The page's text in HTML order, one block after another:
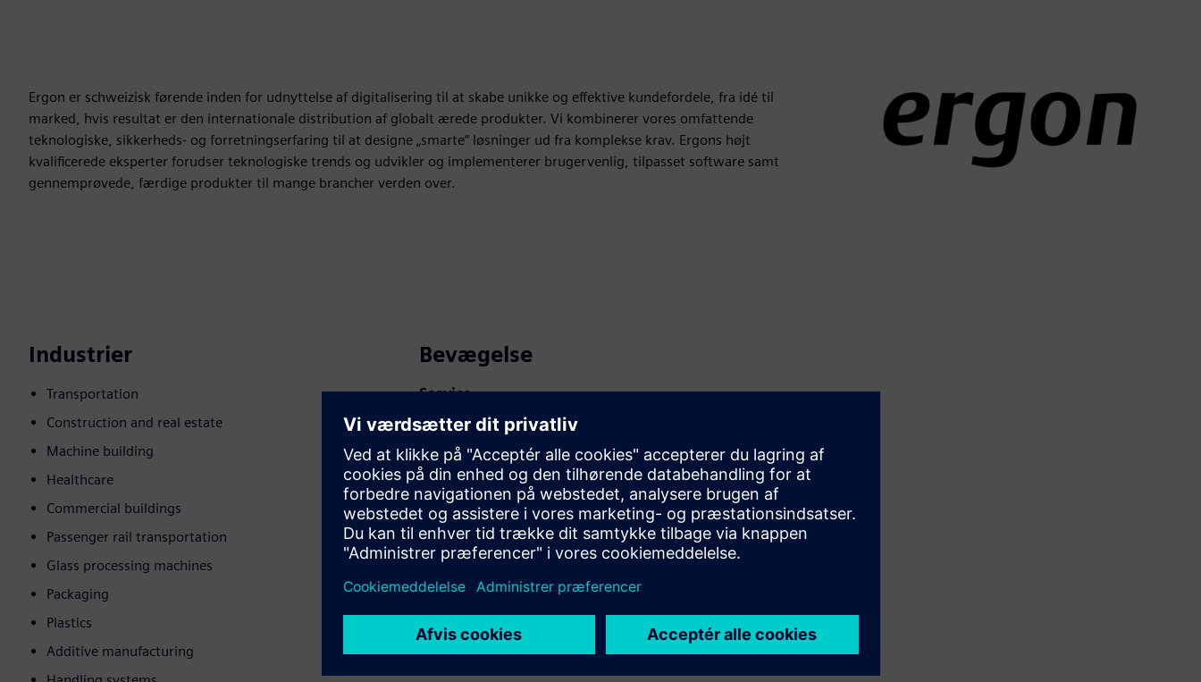
Ergon er schweizisk førende inden for udnyttelse af digitalisering til at skabe unikke og effektive kundefordele, fra idé til
marked, hvis resultat er den internationale distribution af globalt ærede produkter. Vi kombinerer vores omfattende
teknologiske, sikkerheds- og forretningserfaring til at designe „smarte“ løsninger ud fra komplekse krav. Ergons højt
kvalificerede eksperter forudser teknologiske trends og udvikler og implementerer brugervenlig, tilpasset software samt
gennemprøvede, færdige produkter til mange brancher verden over.
Industrier
Transportation
Construction and real estate
Machine building
Healthcare
Commercial buildings
Passenger rail transportation
Glass processing machines
Packaging
Plastics
Additive manufacturing
Bevægelse
Service
Leverer en service til et Siemens Xcelerator-produkt/en
Siemens Xcelerator-løsning, der hjælper kunden med at
implementere, integrere, betjene eller vedligeholde det
pågældende